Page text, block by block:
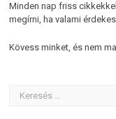
Minden nap friss
megírni, ha valami
Kövess minket, és nem